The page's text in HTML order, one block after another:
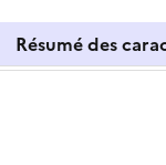
Résumé des